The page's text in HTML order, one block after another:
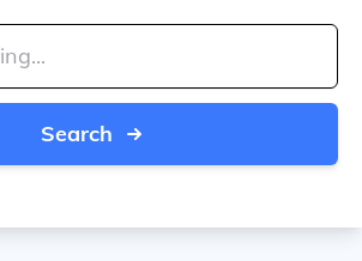
Search